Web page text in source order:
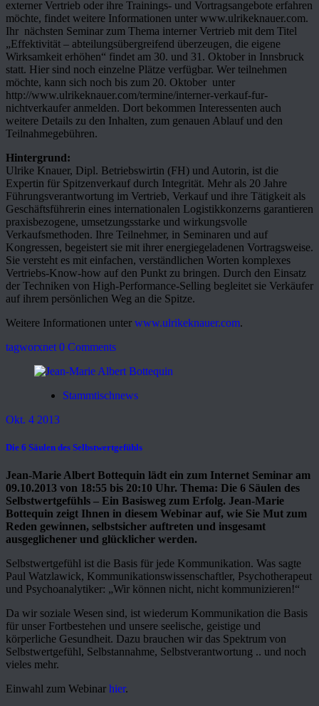
externer Vertrieb oder ihre Trainings- und Vortragsangebote erfahren
möchte, findet weitere Informationen unter www.ulrikeknauer.com.
Ihr nächsten Seminar zum Thema interner Vertrieb mit dem Titel
„Effektivität – abteilungsübergreifend überzeugen, die eigene
Wirksamkeit erhöhen“ findet am 30. und 31. Oktober in Innsbruck
statt. Hier sind noch einzelne Plätze verfügbar. Wer teilnehmen
möchte, kann sich noch bis zum 20. Oktober unter
http://www.ulrikeknauer.com/termine/interner-verkauf-fur-
nichtverkaufer anmelden. Dort bekommen Interessenten auch
weitere Details zu den Inhalten, zum genauen Ablauf und den
Teilnahmegebühren.
Hintergrund:
Ulrike Knauer, Dipl. Betriebswirtin (FH) und Autorin, ist die
Expertin für Spitzenverkauf durch Integrität. Mehr als 20 Jahre
Führungsverantwortung im Vertrieb, Verkauf und ihre Tätigkeit als
Geschäftsführerin eines internationalen Logistikkonzerns garantieren
praxisbezogene, umsetzungsstarke und wirkungsvolle
Verkaufsmethoden. Ihre Teilnehmer, in Seminaren und auf
Kongressen, begeistert sie mit ihrer energiegeladenen Vortragsweise.
Sie versteht es mit einfachen, verständlichen Worten komplexes
Vertriebs-Know-how auf den Punkt zu bringen. Durch den Einsatz
der Techniken von High-Performance-Selling begleitet sie Verkäufer
auf ihrem persönlichen Weg an die Spitze.
Weitere Informationen unter www.ulrikeknauer.com.
tagworxnet 0 Comments
Stammtischnews
Okt. 4 2013
Die 6 Säulen des Selbstwertgefühls
Jean-Marie Albert Bottequin lädt ein zum Internet Seminar am
09.10.2013 von 18:55 bis 20:10 Uhr. Thema: Die 6 Säulen des
Selbstwertgefühls – Ein Basisweg zum Erfolg. Jean-Marie
Bottequin zeigt Ihnen in diesem Webinar auf, wie Sie Mut zum
Reden gewinnen, selbstsicher auftreten und insgesamt
ausgeglichener und glücklicher werden.
Selbstwertgefühl ist die Basis für jede Kommunikation. Was sagte
Paul Watzlawick, Kommunikationswissenschaftler, Psychotherapeut
und Psychoanalytiker: „Wir können nicht, nicht kommunizieren!“
Da wir soziale Wesen sind, ist wiederum Kommunikation die Basis
für unser Fortbestehen und unsere seelische, geistige und
körperliche Gesundheit. Dazu brauchen wir das Spektrum von
Selbstwertgefühl, Selbstannahme, Selbstverantwortung .. und noch
vieles mehr.
Einwahl zum Webinar hier.